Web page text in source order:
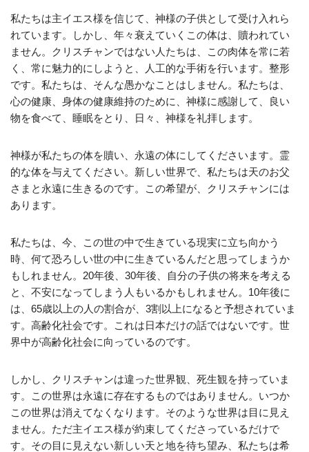
私たちは主イエス様を信じて、神様の子供として受け入れら
れています。しかし、年々衰えていくこの体は、贖われてい
ません。クリスチャンではない人たちは、この肉体を常に若
く、常に魅力的にしようと、人工的な手術を行います。整形
です。私たちは、そんな愚かなことはしません。私たちは、
心の健康、身体の健康維持のために、神様に感謝して、良い
物を食べて、睡眠をとり、日々、神様を礼拝します。
神様が私たちの体を贖い、永遠の体にしてくださいます。霊
的な体を与えてください。新しい世界で、私たちは天のお父
さまと永遠に生きるのです。この希望が、クリスチャンには
あります。
私たちは、今、この世の中で生きている現実に立ち向かう
時、何て恐ろしい世の中に生きているんだと思ってしまうか
もしれません。20年後、30年後、自分の子供の将来を考える
と、不安になってしまう人もいるかもしれません。10年後に
は、65歳以上の人の割合が、3割以上になると予想されていま
す。高齢化社会です。これは日本だけの話ではないです。世
界中が高齢化社会に向っているのです。
しかし、クリスチャンは違った世界観、死生観を持っていま
す。この世界は永遠に存在するものではありません。いつか
この世界は消えてなくなります。そのような世界は目に見え
ません。ただ主イエス様が約束してくださっているだけで
す。その目に見えない新しい天と地を待ち望み、私たちは希